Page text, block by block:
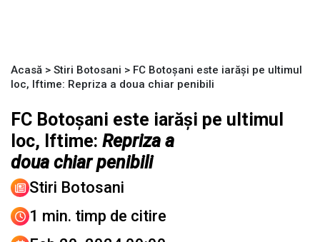
Acasă > Stiri Botosani > FC Botoșani este iarăși pe ultimul
loc, Iftime: Repriza a doua chiar penibili
FC Botoșani este iarăși pe ultimul
loc, Iftime: Repriza a
doua chiar penibili
Stiri Botosani
1 min. timp de citire